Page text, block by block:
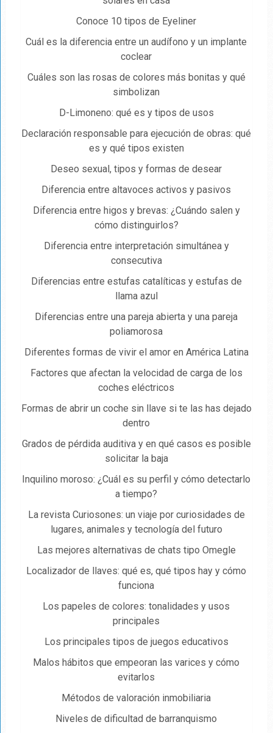
Conoce 10 tipos de Eyeliner
Cuál es la diferencia entre un audífono y un implante
coclear
Cuáles son las rosas de colores más bonitas y qué
simbolizan
D-Limoneno: qué es y tipos de usos
Declaración responsable para ejecución de obras: qué
es y qué tipos existen
Deseo sexual, tipos y formas de desear
Diferencia entre altavoces activos y pasivos
Diferencia entre higos y brevas: ¿Cuándo salen y
cómo distinguirlos?
Diferencia entre interpretación simultánea y
consecutiva
Diferencias entre estufas catalíticas y estufas de
llama azul
Diferencias entre una pareja abierta y una pareja
poliamorosa
Diferentes formas de vivir el amor en América Latina
Factores que afectan la velocidad de carga de los
coches eléctricos
Formas de abrir un coche sin llave si te las has dejado
dentro
Grados de pérdida auditiva y en qué casos es posible
solicitar la baja
Inquilino moroso: ¿Cuál es su perfil y cómo detectarlo
a tiempo?
La revista Curiosones: un viaje por curiosidades de
lugares, animales y tecnología del futuro
Las mejores alternativas de chats tipo Omegle
Localizador de llaves: qué es, qué tipos hay y cómo
funciona
Los papeles de colores: tonalidades y usos
principales
Los principales tipos de juegos educativos
Malos hábitos que empeoran las varices y cómo
evitarlos
Métodos de valoración inmobiliaria
Niveles de dificultad de barranquismo